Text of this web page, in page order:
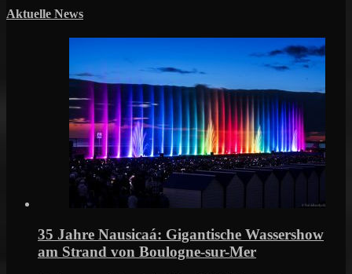
Aktuelle News
35 Jahre Nausicaá: Gigantische Wassershow
am Strand von Boulogne-sur-Mer